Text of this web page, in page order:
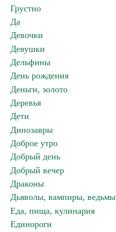
Грустно
Да
Девочки
Девушки
Дельфины
День рождения
Деньги, золото
Деревья
Дети
Динозавры
Доброе утро
Добрый день
Добрый вечер
Драконы
Дьяволы, вампиры, ведьмы
Еда, пища, кулинария
Единороги